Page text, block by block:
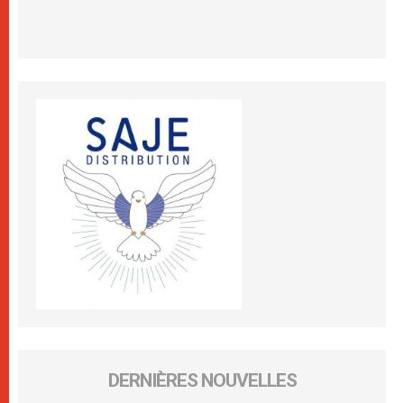
DERNIÈRES NOUVELLES